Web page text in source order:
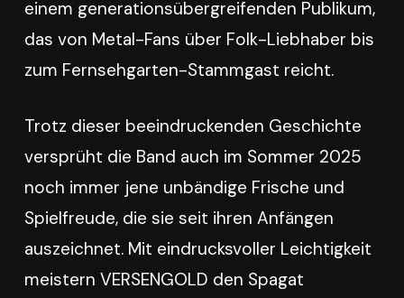
einem generationsübergreifenden Publikum,
das von Metal-Fans über Folk-Liebhaber bis
zum Fernsehgarten-Stammgast reicht.
Trotz dieser beeindruckenden Geschichte
versprüht die Band auch im Sommer 2025
noch immer jene unbändige Frische und
Spielfreude, die sie seit ihren Anfängen
auszeichnet. Mit eindrucksvoller Leichtigkeit
meistern VERSENGOLD den Spagat